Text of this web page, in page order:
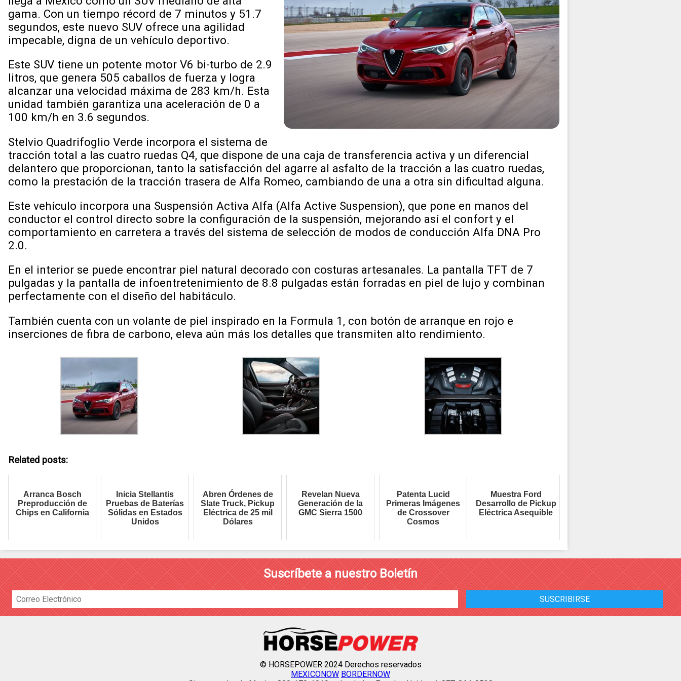
gama. Con un tiempo récord de 7 minutos y 51.7
segundos, este nuevo SUV ofrece una agilidad
impecable, digna de un vehículo deportivo.
Este SUV tiene un potente motor V6 bi-turbo de 2.9
litros, que genera 505 caballos de fuerza y logra
alcanzar una velocidad máxima de 283 km/h. Esta
unidad también garantiza una aceleración de 0 a
100 km/h en 3.6 segundos.
Stelvio Quadrifoglio Verde incorpora el sistema de
tracción total a las cuatro ruedas Q4, que dispone de una caja de transferencia activa y un diferencial
delantero que proporcionan, tanto la satisfacción del agarre al asfalto de la tracción a las cuatro ruedas,
como la prestación de la tracción trasera de Alfa Romeo, cambiando de una a otra sin dificultad alguna.
Este vehículo incorpora una Suspensión Activa Alfa (Alfa Active Suspension), que pone en manos del
conductor el control directo sobre la configuración de la suspensión, mejorando así el confort y el
comportamiento en carretera a través del sistema de selección de modos de conducción Alfa DNA Pro
2.0.
En el interior se puede encontrar piel natural decorado con costuras artesanales. La pantalla TFT de 7
pulgadas y la pantalla de infoentretenimiento de 8.8 pulgadas están forradas en piel de lujo y combinan
perfectamente con el diseño del habitáculo.
También cuenta con un volante de piel inspirado en la Formula 1, con botón de arranque en rojo e
inserciones de fibra de carbono, eleva aún más los detalles que transmiten alto rendimiento.
Related posts:
Arranca Bosch
Preproducción de
Chips en California
Inicia Stellantis
Pruebas de Baterías
Sólidas en Estados
Unidos
Abren Órdenes de
Slate Truck, Pickup
Eléctrica de 25 mil
Dólares
Revelan Nueva
Generación de la
GMC Sierra 1500
Patenta Lucid
Primeras Imágenes
de Crossover
Cosmos
Muestra Ford
Desarrollo de Pickup
Eléctrica Asequible
Suscríbete a nuestro Boletín
© HORSEPOWER 2024 Derechos reservados
MEXICONOW BORDERNOW